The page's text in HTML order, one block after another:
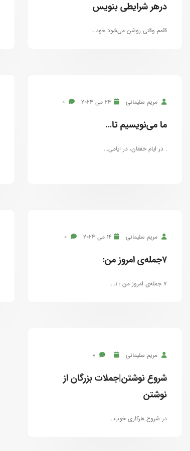
درهر شرایطی بنویس
قلمم وقتی روشن می‌شود خود...
مریم سلیمانی 23 می 2024
ما می‌نویسیم تا…
. در ایام خفقان، در ایامی...
مریم سلیمانی 14 می 2024
۷جمله‌ی امروز من:
۷ جمله‌ی امروز من : ۱....
مریم سلیمانی
شروع نوشتن|جملات بزرگان از
نوشتن
در شروع هرکاری خوب...